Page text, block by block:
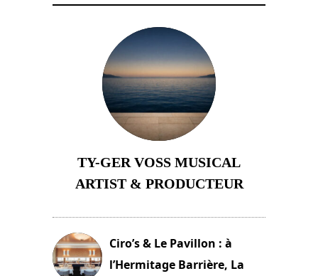
TY-GER VOSS MUSICAL
ARTIST & PRODUCTEUR
Ciro’s & Le Pavillon : à
l’Hermitage Barrière, La